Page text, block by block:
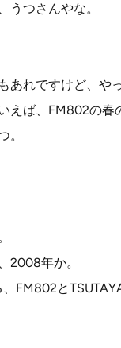
うつさんやな。
あれですけど、や
えば、FM802の春
。
2008年か。
FM802と